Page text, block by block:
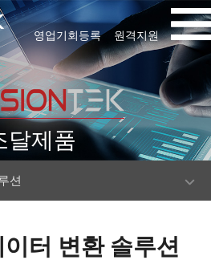
원격지원
영업기회등록
달제품
션
터 변환 솔루션